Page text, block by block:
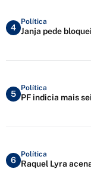
4
Política
Janja pede
5
Política
PF indicia mais
6
Política
Raquel Lyra